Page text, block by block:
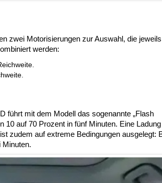
zwei Motorisierungen zur Auswahl, die
werden:
führt mit dem Modell das sogenannte „Flash
10 auf 70 Prozent in fünf Minuten. Eine
zudem auf extreme Bedingungen ausgelegt:
Minuten.